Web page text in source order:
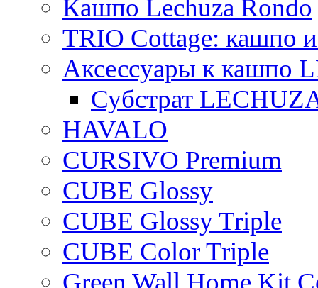
Кашпо Lechuza Rondo
TRIO Cottage: кашпо
Аксессуары к кашпо
Субстрат
HAVALO
CURSIVO Premium
CUBE Glossy
CUBE Glossy Triple
CUBE Color Triple
Green Wall Home Kit